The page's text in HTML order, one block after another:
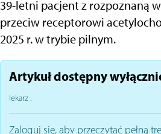
39-letni pacjent z rozpoznaną
przeciw receptorowi
2025 r. w trybie pilnym.
Artykuł dostępny
lekarz.
Zaloguj się, aby przeczytać pełną